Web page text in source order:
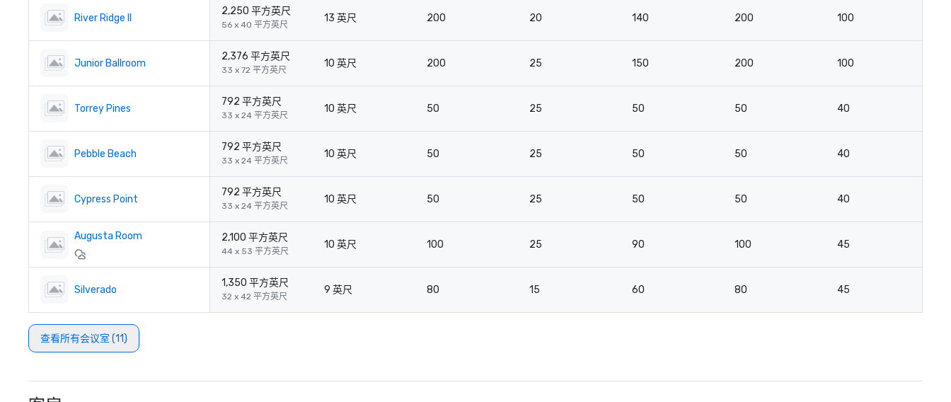
River Ridge II
2,250 平方英尺
56 x 40 平方英尺
13 英尺 200 20 140 200 100
Junior Ballroom
2,376 平方英尺
33 x 72 平方英尺
10 英尺 200 25 150 200 100
Torrey Pines
792 平方英尺
33 x 24 平方英尺
10 英尺 50 25 50 50 40
Pebble Beach
792 平方英尺
33 x 24 平方英尺
10 英尺 50 25 50 50 40
Cypress Point
792 平方英尺
33 x 24 平方英尺
10 英尺 50 25 50 50 40
Augusta Room 2,100 平方英尺
44 x 53 平方英尺
10 英尺 100 25 90 100 45
Silverado
1,350 平方英尺
32 x 42 平方英尺
9 英尺 80 15 60 80 45
查看所有会议室 (11)